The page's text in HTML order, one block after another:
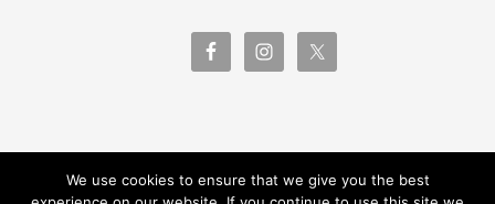
MENTIONS LÉGALES
We use cookies to ensure that we give you the best